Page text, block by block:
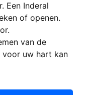
Een Inderal
of openen.
van de
uw hart kan